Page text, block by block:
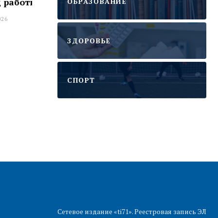
14:29 06 АВГУСТА 2026
ЗДОРОВЬЕ
CПОРТ
Сетевое издание «ti71». Реестровая запись ЭЛ